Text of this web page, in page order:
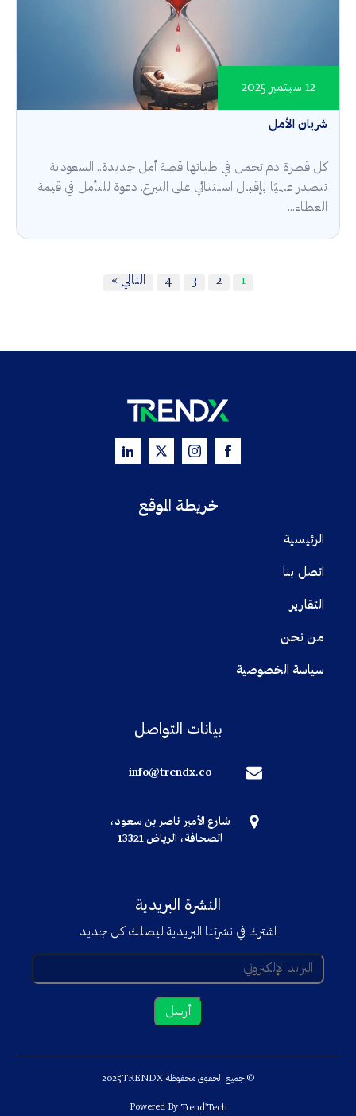
شريان الأمل
12 سبتمبر 2025
كل قطرة دم تحمل في طياتها قصة أمل جديدة.. السعودية
تتصدر عالميًا بإقبال استثنائي على التبرع. دعوة للتأمل في قيمة
العطاء...
1
2
3
4 التالي »
خريطة الموقع
الرئيسية
اتصل بنا
التقارير
من نحن
سياسة الخصوصية
بيانات التواصل
info@trendx.co
شارع الأمير ناصر بن سعود،
الصحافة، الرياض 13321
النشرة البريدية
اشترك في نشرتنا البريدية ليصلك كل جديد
© جميع الحقوق محفوظة TRENDX 2025
Powered By Trend'Tech